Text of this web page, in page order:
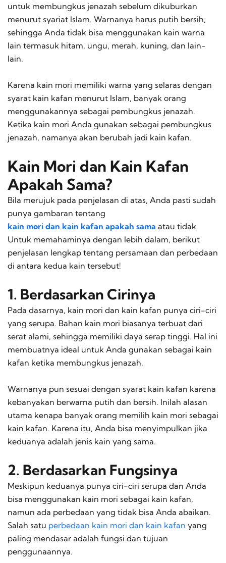
untuk membungkus jenazah sebelum dikuburkan
menurut syariat Islam. Warnanya harus putih bersih,
sehingga Anda tidak bisa menggunakan kain warna
lain termasuk hitam, ungu, merah, kuning, dan lain-
lain.
Karena kain mori memiliki warna yang selaras dengan
syarat kain kafan menurut Islam, banyak orang
menggunakannya sebagai pembungkus jenazah.
Ketika kain mori Anda gunakan sebagai pembungkus
jenazah, namanya akan berubah jadi kain kafan.
Kain Mori dan Kain Kafan
Apakah Sama?
Bila merujuk pada penjelasan di atas, Anda pasti sudah
punya gambaran tentang
kain mori dan kain kafan apakah sama atau tidak.
Untuk memahaminya dengan lebih dalam, berikut
penjelasan lengkap tentang persamaan dan perbedaan
di antara kedua kain tersebut!
1. Berdasarkan Cirinya
Pada dasarnya, kain mori dan kain kafan punya ciri-ciri
yang serupa. Bahan kain mori biasanya terbuat dari
serat alami, sehingga memiliki daya serap tinggi. Hal ini
membuatnya ideal untuk Anda gunakan sebagai kain
kafan ketika membungkus jenazah.
Warnanya pun sesuai dengan syarat kain kafan karena
kebanyakan berwarna putih dan bersih. Inilah alasan
utama kenapa banyak orang memilih kain mori sebagai
kain kafan. Karena itu, Anda bisa menyimpulkan jika
keduanya adalah jenis kain yang sama.
2. Berdasarkan Fungsinya
Meskipun keduanya punya ciri-ciri serupa dan Anda
bisa menggunakan kain mori sebagai kain kafan,
namun ada perbedaan yang tidak bisa Anda abaikan.
Salah satu perbedaan kain mori dan kain kafan yang
paling mendasar adalah fungsi dan tujuan
penggunaannya.